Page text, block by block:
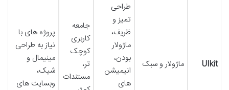
UIkit ماژولار و سبک
طراحی
تمیز و
ظریف،
ماژولار
بودن،
انیمیشن
های
جامعه
کاربری
کوچک
تر،
مستندات
پروژه های با
نیاز به طراحی
مینیمال و
شیک،
وبسایت های